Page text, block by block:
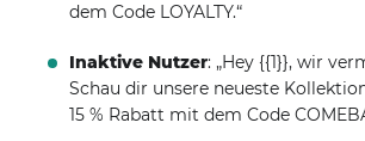
dem Code LOYALTY.“
Inaktive Nutzer: „Hey {{1}}, wir
Schau dir unsere neueste
15 % Rabatt mit dem Code